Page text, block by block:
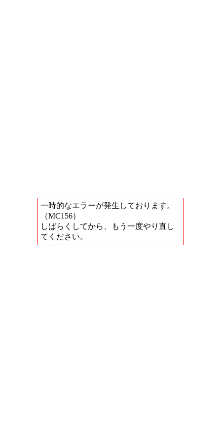
一時的なエラーが発生しております。
（MC156）
しばらくしてから、もう一度やり直し
てください。